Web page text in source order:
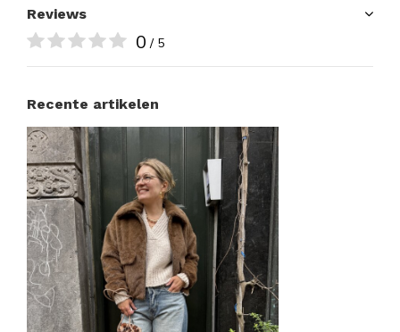
Reviews
0 / 5
Recente artikelen